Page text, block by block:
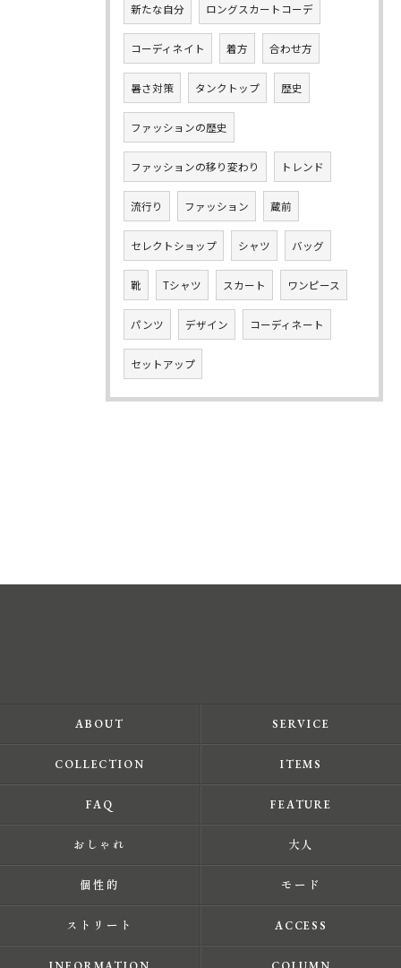
新たな自分 ロングスカートコーデ
コーディネイト 着方 合わせ方
暑さ対策 タンクトップ 歴史
ファッションの歴史
ファッションの移り変わり トレンド
流行り ファッション 蔵前
セレクトショップ シャツ バッグ
靴 Tシャツ スカート ワンピース
パンツ デザイン コーディネート
セットアップ
ABOUT SERVICE
COLLECTION ITEMS
FAQ FEATURE
おしゃれ 大人
個性的 モード
ストリート ACCESS